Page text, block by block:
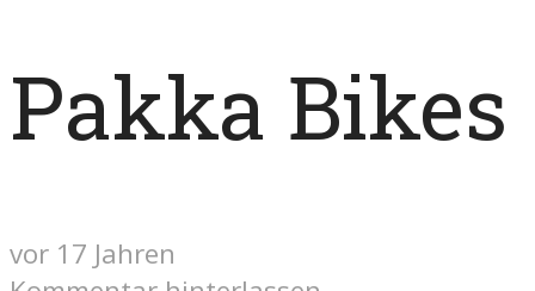
Pakka Bikes
vor 17 Jahren